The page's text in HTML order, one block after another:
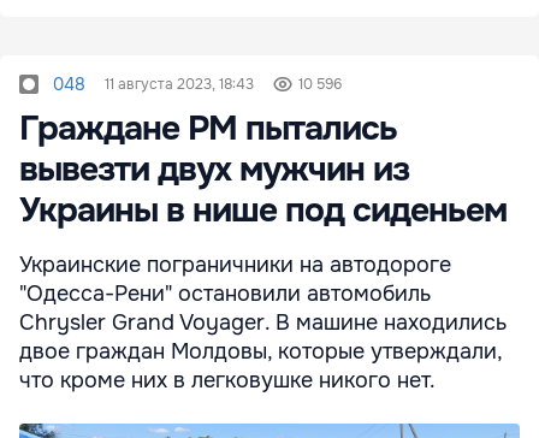
048 11 августа 2023, 18:43 10 596
Граждане РМ пытались
вывезти двух мужчин из
Украины в нише под сиденьем
Украинские пограничники на автодороге
"Одесса-Рени" остановили автомобиль
Chrysler Grand Voyager. В машине находились
двое граждан Молдовы, которые утверждали,
что кроме них в легковушке никого нет.